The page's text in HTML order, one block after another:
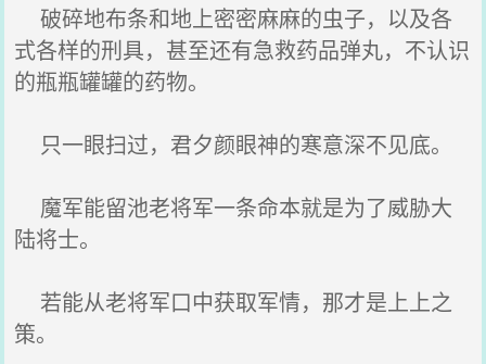
破碎地布条和地上密密麻麻的虫子，以及各
式各样的刑具，甚至还有急救药品弹丸，不认识
的瓶瓶罐罐的药物。
只一眼扫过，君夕颜眼神的寒意深不见底。
魔军能留池老将军一条命本就是为了威胁大
陆将士。
若能从老将军口中获取军情，那才是上上之
策。